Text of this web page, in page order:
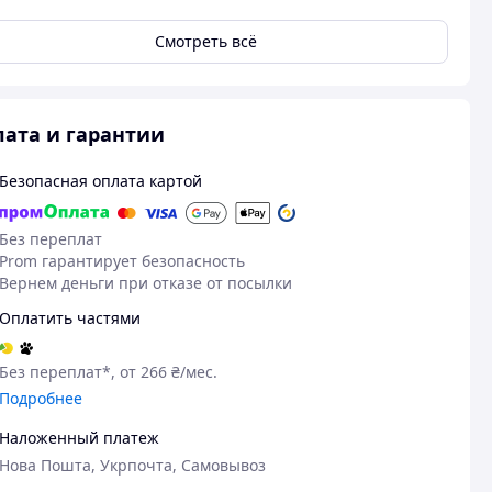
Смотреть всё
и гарантии
Безопасная оплата картой
Без переплат
Prom гарантирует безопасность
Вернем деньги при отказе от посылки
Оплатить частями
Без переплат*, от 266 ₴/мес.
Подробнее
Наложенный платеж
Нова Пошта, Укрпочта, Самовывоз
Куплено на Prom.ua
Гарна якість за таку ціну, швидка